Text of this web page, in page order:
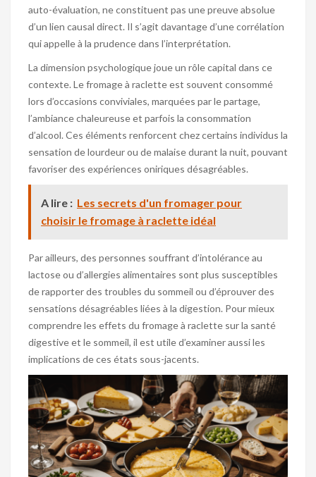
auto-évaluation, ne constituent pas une preuve absolue
d’un lien causal direct. Il s’agit davantage d’une corrélation
qui appelle à la prudence dans l’interprétation.
La dimension psychologique joue un rôle capital dans ce
contexte. Le fromage à raclette est souvent consommé
lors d’occasions conviviales, marquées par le partage,
l’ambiance chaleureuse et parfois la consommation
d’alcool. Ces éléments renforcent chez certains individus la
sensation de lourdeur ou de malaise durant la nuit, pouvant
favoriser des expériences oniriques désagréables.
A lire : Les secrets d'un fromager pour
choisir le fromage à raclette idéal
Par ailleurs, des personnes souffrant d’intolérance au
lactose ou d’allergies alimentaires sont plus susceptibles
de rapporter des troubles du sommeil ou d’éprouver des
sensations désagréables liées à la digestion. Pour mieux
comprendre les effets du fromage à raclette sur la santé
digestive et le sommeil, il est utile d’examiner aussi les
implications de ces états sous-jacents.